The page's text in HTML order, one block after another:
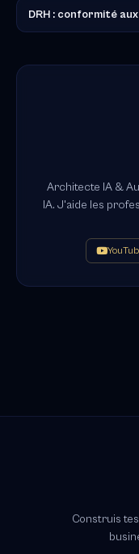
DRH : conformité
Architecte IA &
IA. J'aide les
Construis